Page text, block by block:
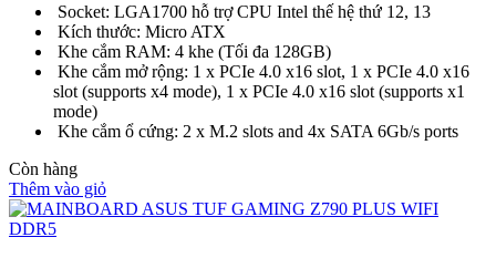
Socket: LGA1700 hỗ trợ CPU Intel thế hệ thứ 12, 13
Kích thước: Micro ATX
Khe cắm RAM: 4 khe (Tối đa 128GB)
Khe cắm mở rộng: 1 x PCIe 4.0 x16 slot, 1 x PCIe 4.0 x16
slot (supports x4 mode), 1 x PCIe 4.0 x16 slot (supports x1
mode)
Khe cắm ổ cứng: 2 x M.2 slots and 4x SATA 6Gb/s ports
Còn hàng
Thêm vào giỏ